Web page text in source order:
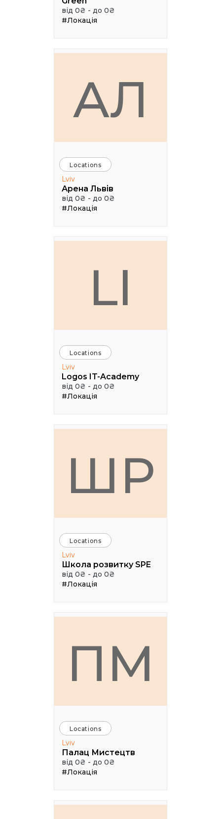
від 0₴ - до 0₴
#Локація
АЛ
Locations
Lviv
Арена Львів
від 0₴ - до 0₴
#Локація
LI
Locations
Lviv
Logos IT-Academy
від 0₴ - до 0₴
#Локація
ШР
Locations
Lviv
Школа розвитку SPE
від 0₴ - до 0₴
#Локація
ПМ
Locations
Lviv
Палац Мистецтв
від 0₴ - до 0₴
#Локація